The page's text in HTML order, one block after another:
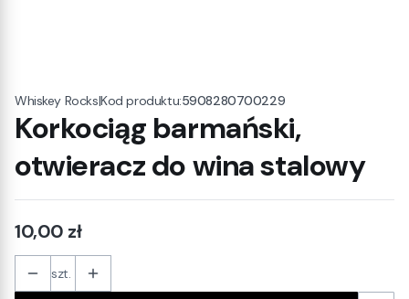
Whiskey Rocks|Kod produktu:5908280700229
Korkociąg barmański,
otwieracz do wina stalowy
Cena
10,00 zł
szt.